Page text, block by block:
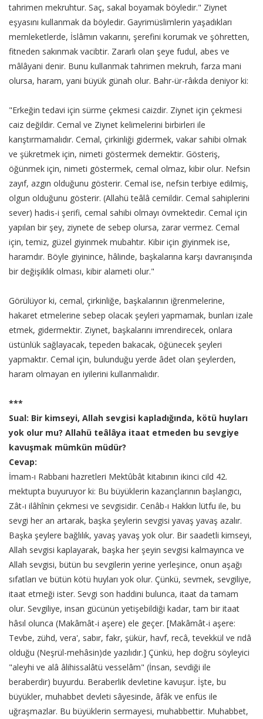
tahrimen mekruhtur. Saç, sakal boyamak böyledir." Ziynet
eşyasını kullanmak da böyledir. Gayrimüslimlerin yaşadıkları
memleketlerde, İslâmın vakarını, şerefini korumak ve şöhretten,
fitneden sakınmak vacibtir. Zararlı olan şeye fudul, abes ve
mâlâyani denir. Bunu kullanmak tahrimen mekruh, farza mani
olursa, haram, yani büyük günah olur. Bahr-ür-râıkda deniyor ki:
"Erkeğin tedavi için sürme çekmesi caizdir. Ziynet için çekmesi
caiz değildir. Cemal ve Ziynet kelimelerini birbirleri ile
karıştırmamalıdır. Cemal, çirkinliği gidermek, vakar sahibi olmak
ve şükretmek için, nimeti göstermek demektir. Gösteriş,
öğünmek için, nimeti göstermek, cemal olmaz, kibir olur. Nefsin
zayıf, azgın olduğunu gösterir. Cemal ise, nefsin terbiye edilmiş,
olgun olduğunu gösterir. (Allahü teâlâ cemildir. Cemal sahiplerini
sever) hadis-i şerifi, cemal sahibi olmayı övmektedir. Cemal için
yapılan bir şey, ziynete de sebep olursa, zarar vermez. Cemal
için, temiz, güzel giyinmek mubahtır. Kibir için giyinmek ise,
haramdır. Böyle giyinince, hâlinde, başkalarına karşı davranışında
bir değişiklik olması, kibir alameti olur."
Görülüyor ki, cemal, çirkinliğe, başkalarının iğrenmelerine,
hakaret etmelerine sebep olacak şeyleri yapmamak, bunları izale
etmek, gidermektir. Ziynet, başkalarını imrendirecek, onlara
üstünlük sağlayacak, tepeden bakacak, öğünecek şeyleri
yapmaktır. Cemal için, bulunduğu yerde âdet olan şeylerden,
haram olmayan en iyilerini kullanmalıdır.
***
Sual: Bir kimseyi, Allah sevgisi kapladığında, kötü huyları
yok olur mu? Allahü teâlâya itaat etmeden bu sevgiye
kavuşmak mümkün müdür?
Cevap:
İmam-ı Rabbani hazretleri Mektûbât kitabının ikinci cild 42.
mektupta buyuruyor ki: Bu büyüklerin kazançlarının başlangıcı,
Zât-ı ilâhînin çekmesi ve sevgisidir. Cenâb-ı Hakkın lütfu ile, bu
sevgi her an artarak, başka şeylerin sevgisi yavaş yavaş azalır.
Başka şeylere bağlılık, yavaş yavaş yok olur. Bir saadetli kimseyi,
Allah sevgisi kaplayarak, başka her şeyin sevgisi kalmayınca ve
Allah sevgisi, bütün bu sevgilerin yerine yerleşince, onun aşağı
sıfatları ve bütün kötü huyları yok olur. Çünkü, sevmek, sevgiliye,
itaat etmeği ister. Sevgi son haddini bulunca, itaat da tamam
olur. Sevgiliye, insan gücünün yetişebildiği kadar, tam bir itaat
hâsıl olunca (Makâmât-i aşere) ele geçer. [Makâmât-i aşere:
Tevbe, zühd, vera', sabır, fakr, şükür, havf, recâ, tevekkül ve rıdâ
olduğu (Neşrül-mehâsin)de yazılıdır.] Çünkü, hep doğru söyleyici
"aleyhi ve alâ âlihissalâtü vesselâm" (İnsan, sevdiği ile
beraberdir) buyurdu. Beraberlik devletine kavuşur. İşte, bu
büyükler, muhabbet devleti sâyesinde, âfâk ve enfüs ile
uğraşmazlar. Bu büyüklerin sermayesi, muhabbettir. Muhabbet,